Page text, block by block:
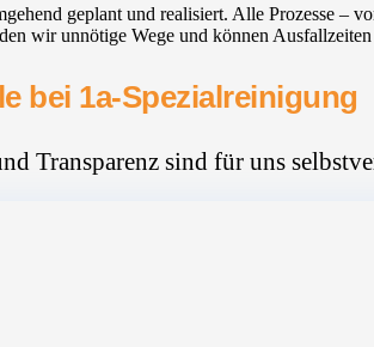
geplant und realisiert. Alle Prozesse –
wir unnötige Wege und können
bei 1a-Spezialreinigung
Transparenz sind für uns